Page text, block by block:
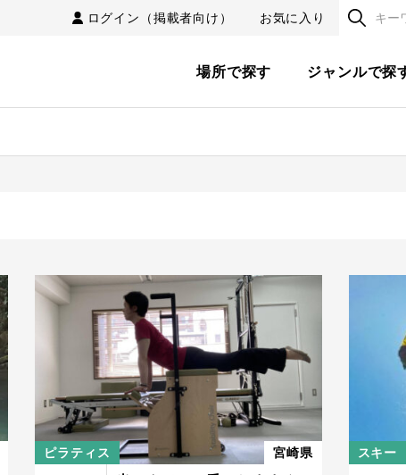
ログイン（掲載者向け） お気に入り
場所で探す ジャンルで探
ピラティス 宮崎県 スキー